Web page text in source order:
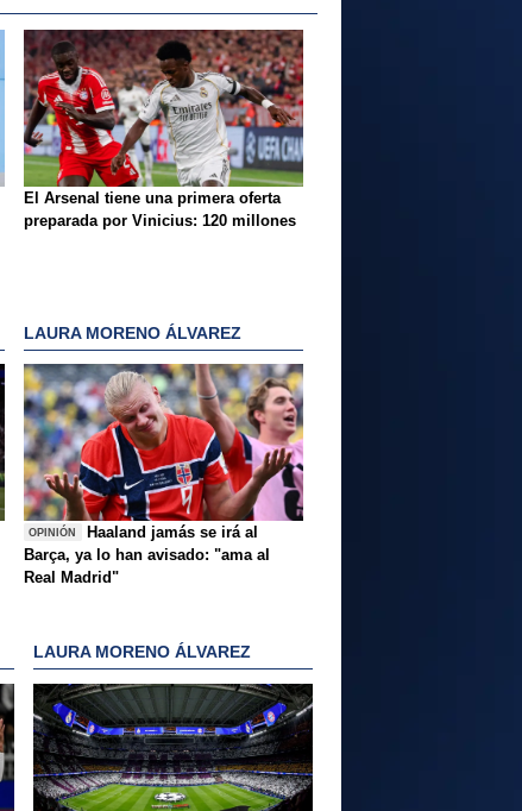
El Arsenal tiene una primera oferta
preparada por Vinicius: 120 millones
LAURA MORENO ÁLVAREZ
OPINIÓN
Haaland jamás se irá al
Barça, ya lo han avisado: "ama al
Real Madrid"
LAURA MORENO ÁLVAREZ